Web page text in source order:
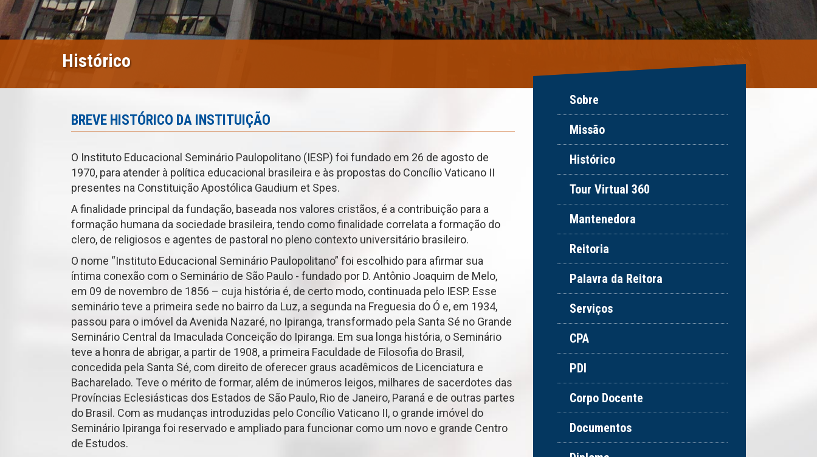
Histórico
BREVE HISTÓRICO DA INSTITUIÇÃO
O Instituto Educacional Seminário Paulopolitano (IESP) foi fundado em 26 de agosto de
1970, para atender à política educacional brasileira e às propostas do Concílio Vaticano II
presentes na Constituição Apostólica Gaudium et Spes.
A finalidade principal da fundação, baseada nos valores cristãos, é a contribuição para a
formação humana da sociedade brasileira, tendo como finalidade correlata a formação do
clero, de religiosos e agentes de pastoral no pleno contexto universitário brasileiro.
O nome “Instituto Educacional Seminário Paulopolitano” foi escolhido para afirmar sua
íntima conexão com o Seminário de São Paulo - fundado por D. Antônio Joaquim de Melo,
em 09 de novembro de 1856 – cuja história é, de certo modo, continuada pelo IESP. Esse
seminário teve a primeira sede no bairro da Luz, a segunda na Freguesia do Ó e, em 1934,
passou para o imóvel da Avenida Nazaré, no Ipiranga, transformado pela Santa Sé no Grande
Seminário Central da Imaculada Conceição do Ipiranga. Em sua longa história, o Seminário
teve a honra de abrigar, a partir de 1908, a primeira Faculdade de Filosofia do Brasil,
concedida pela Santa Sé, com direito de oferecer graus acadêmicos de Licenciatura e
Bacharelado. Teve o mérito de formar, além de inúmeros leigos, milhares de sacerdotes das
Províncias Eclesiásticas dos Estados de São Paulo, Rio de Janeiro, Paraná e de outras partes
do Brasil. Com as mudanças introduzidas pelo Concílio Vaticano II, o grande imóvel do
Seminário Ipiranga foi reservado e ampliado para funcionar como um novo e grande Centro
de Estudos.
Sobre
Missão
Histórico
Tour Virtual 360
Mantenedora
Reitoria
Palavra da Reitora
Serviços
CPA
PDI
Corpo Docente
Documentos